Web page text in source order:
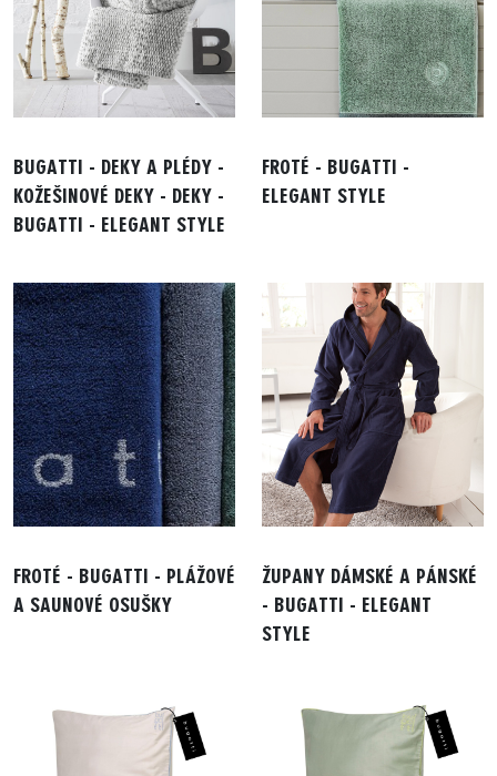
BUGATTI - DEKY A PLÉDY -
KOŽEŠINOVÉ DEKY - DEKY -
BUGATTI - ELEGANT STYLE
FROTÉ - BUGATTI -
ELEGANT STYLE
FROTÉ - BUGATTI - PLÁŽOVÉ
A SAUNOVÉ OSUŠKY
ŽUPANY DÁMSKÉ A PÁNSKÉ
- BUGATTI - ELEGANT
STYLE